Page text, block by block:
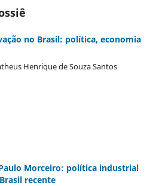
no Brasil: política, economia
Henrique de Souza Santos
Morceiro: política industrial
recente